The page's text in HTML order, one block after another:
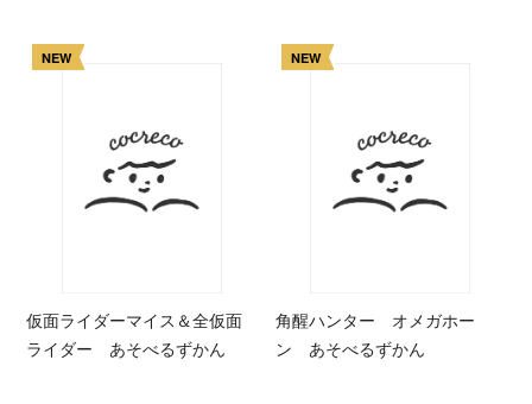
NEW
仮面ライダーマイス＆全仮面
ライダー あそべるずかん
NEW
角醒ハンター オメガホー
ン あそべるずかん